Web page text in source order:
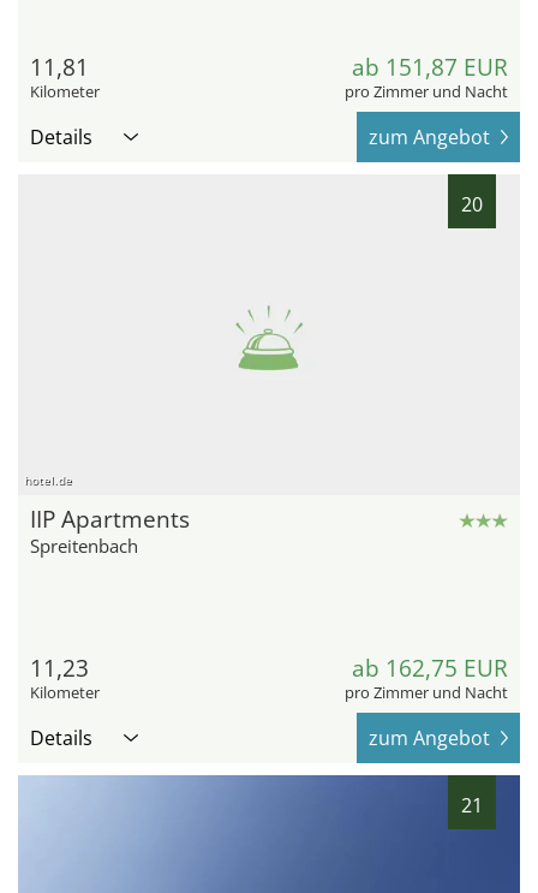
11,81
Kilometer
ab 151,87 EUR
pro Zimmer und Nacht
Details zum Angebot
20
hotel.de
IIP Apartments
Spreitenbach
11,23
Kilometer
ab 162,75 EUR
pro Zimmer und Nacht
Details zum Angebot
21